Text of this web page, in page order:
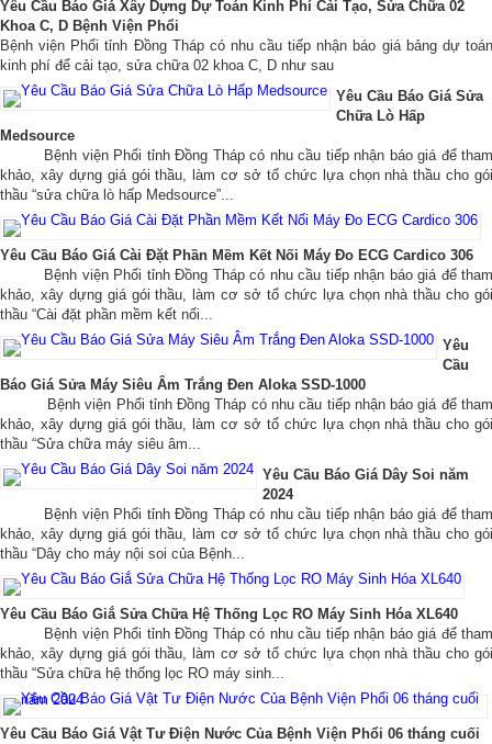
▼
Liên hệ ▼
Yêu Cầu Báo Giá Xây Dựng Dự Toán Kinh Phí Cải Tạo, Sửa Chữa 02
Khoa C, D Bệnh Viện Phổi
Bệnh viện Phổi tỉnh Đồng Tháp có nhu cầu tiếp nhận báo giá bảng dự toán
kinh phí để cải tạo, sửa chữa 02 khoa C, D như sau
Yêu Cầu Báo Giá Sửa
Chữa Lò Hấp
Medsource
Bệnh viện Phổi tỉnh Đồng Tháp có nhu cầu tiếp nhận báo giá để tham
khảo, xây dựng giá gói thầu, làm cơ sở tổ chức lựa chọn nhà thầu cho gói
thầu “sửa chữa lò hấp Medsource”...
Yêu Cầu Báo Giá Cài Đặt Phần Mềm Kết Nối Máy Đo ECG Cardico 306
Bệnh viện Phổi tỉnh Đồng Tháp có nhu cầu tiếp nhận báo giá để tham
khảo, xây dựng giá gói thầu, làm cơ sở tổ chức lựa chọn nhà thầu cho gói
thầu “Cài đặt phần mềm kết nối...
Yêu
Cầu
Báo Giá Sửa Máy Siêu Âm Trắng Đen Aloka SSD-1000
Bệnh viện Phổi tỉnh Đồng Tháp có nhu cầu tiếp nhận báo giá để tham
khảo, xây dựng giá gói thầu, làm cơ sở tổ chức lựa chọn nhà thầu cho gói
thầu “Sửa chữa máy siêu âm...
Yêu Cầu Báo Giá Dây Soi năm
2024
Bệnh viện Phổi tỉnh Đồng Tháp có nhu cầu tiếp nhận báo giá để tham
khảo, xây dựng giá gói thầu, làm cơ sở tổ chức lựa chọn nhà thầu cho gói
thầu “Dây cho máy nội soi của Bệnh...
Yêu Cầu Báo Giắ Sửa Chữa Hệ Thống Lọc RO Máy Sinh Hóa XL640
Bệnh viện Phổi tỉnh Đồng Tháp có nhu cầu tiếp nhận báo giá để tham
khảo, xây dựng giá gói thầu, làm cơ sở tổ chức lựa chọn nhà thầu cho gói
thầu “Sửa chữa hệ thống lọc RO máy sinh...
Yêu Cầu Báo Giá Vật Tư Điện Nước Của Bệnh Viện Phổi 06 tháng cuối